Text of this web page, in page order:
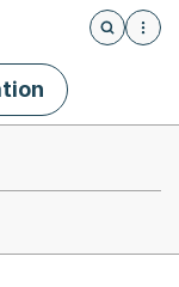
Öffnet